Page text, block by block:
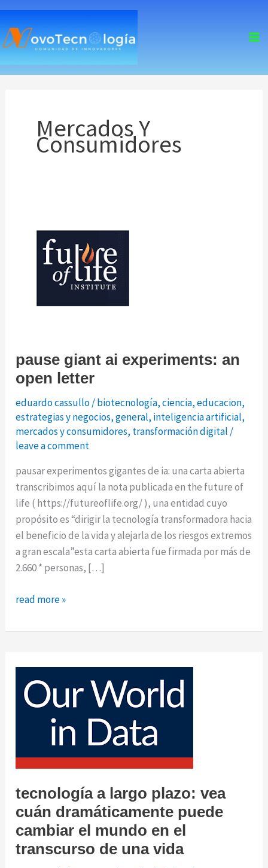
skip
content
Mercados Y
Consumidores
pause giant ai experiments: an
open letter
eduardo cassullo/biotecnología,ciencia,educacion,
estrategias y negocios,general, inteligencia artificial,
mercados y consumidores, transformación digital /
leave a comment
pausar experimentos gigantes de ia: una carta abierta
transcribimos aquí la nota publicada en the future of
life ( https://futureoflife.org/ ), una entidad cuyo
propósito es “dirigir la tecnología transformadora hacia
el beneficio de la vida y alejarla de los riesgos extremos
a gran escala”esta carta abierta fue firmada por más de
2.660 * personas, […]
pause
ai
open
letter
read more »
tecnología a largo plazo: vea
cuán dramáticamente puede
cambiar el mundo en el
transcurso de una vida